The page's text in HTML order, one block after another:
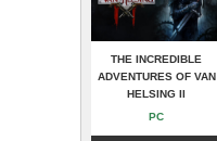
THE INCREDIBLE
ADVENTURES OF VAN
HELSING II
PC